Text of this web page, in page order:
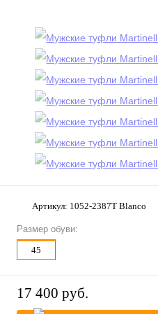
Артикул: 1052-2387T Blanco
Размер обуви:
45
17 400 руб.